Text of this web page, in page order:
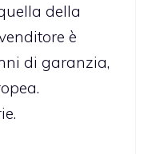
della
è
di garanzia,